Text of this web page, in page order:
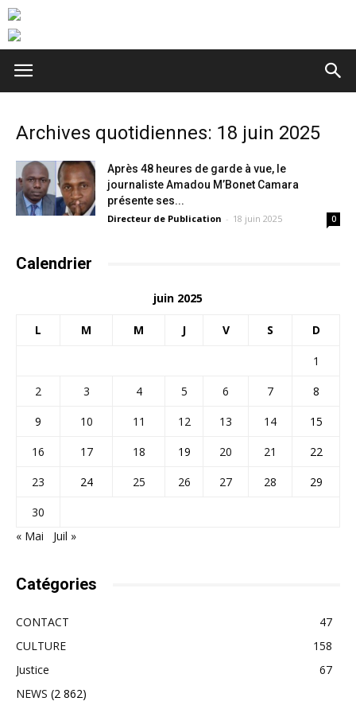
Archives quotidiennes: 18 juin 2025
Après 48 heures de garde à vue, le
journaliste Amadou M’Bonet Camara
présente ses...
Directeur de Publication - 18 juin 2025 0
Calendrier
juin 2025
L M M J V S D
1
2
3 4 5 6 7
8
9
10 11 12 13 14
15
16
17 18 19 20 21
22
23
24 25 26 27 28
29
30
« Mai
Juil »
Catégories
CONTACT
47
CULTURE
158
Justice
67
NEWS (2 862)